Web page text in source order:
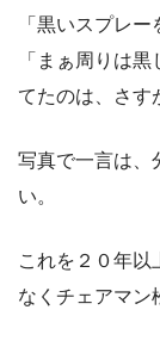
「黒いスプレ
「まぁ周りは
てたのは、さす
写真で一言は、
い。
これを２０年以
なくチェアマン